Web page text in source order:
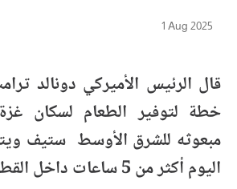
1 Aug 2025
قال الرئيس الأميركي دونالد
خطة لتوفير الطعام لسكان
مبعوثه للشرق الأوسط ستيف
اليوم أكثر من 5 ساعات داخل القطاع.